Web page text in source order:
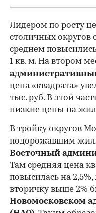
Лидером по росту
столичных округов
среднем повысились
1 кв. м. На втором
цена «квадрата»
тыс. руб. В этой
низкие цены на
В тройку округов
подорожавшим
Восточный
Там средняя цена
повысилась на 2,5%,
вторичку выше 2%
Новомосковском